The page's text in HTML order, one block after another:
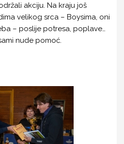
akciju. Na kraju još
velikog srca – Boysima, oni
– poslije potresa, poplave…
nude pomoć.